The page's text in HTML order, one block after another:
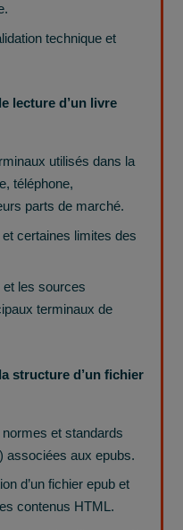
technique et
lecture d’un livre
utilisés dans la
téléphone,
parts de marché.
certaines limites des
et les sources
terminaux de
structure d’un fichier
et standards
associées aux epubs.
d’un fichier epub et
contenus HTML.